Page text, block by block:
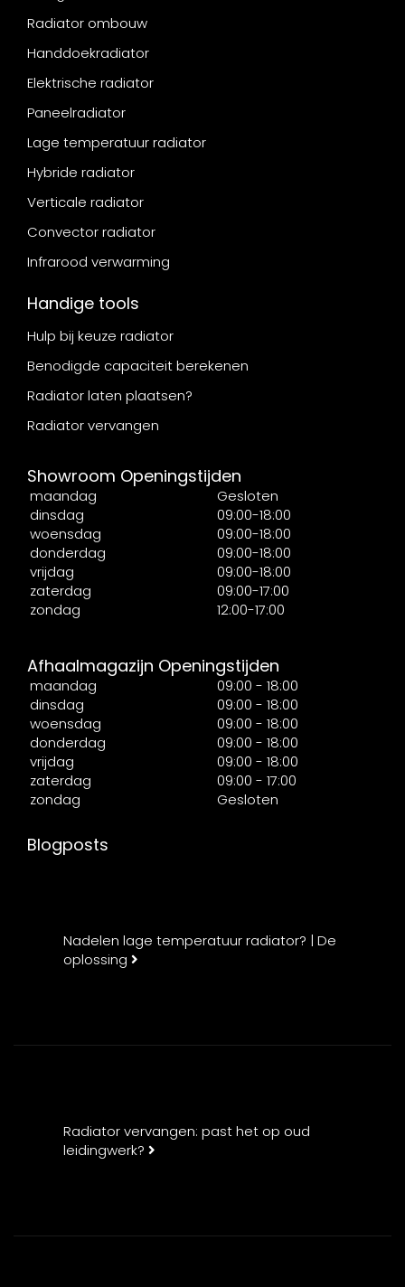
Radiator ombouw
Handdoekradiator
Elektrische radiator
Paneelradiator
Lage temperatuur radiator
Hybride radiator
Verticale radiator
Convector radiator
Infrarood verwarming
Handige tools
Hulp bij keuze radiator
Benodigde capaciteit berekenen
Radiator laten plaatsen?
Radiator vervangen
Showroom Openingstijden
maandag
Gesloten
dinsdag
09:00-18:00
woensdag
09:00-18:00
donderdag
09:00-18:00
vrijdag
09:00-18:00
zaterdag
09:00-17:00
zondag
12:00-17:00
Afhaalmagazijn Openingstijden
maandag
09:00 - 18:00
dinsdag
09:00 - 18:00
woensdag
09:00 - 18:00
donderdag
09:00 - 18:00
vrijdag
09:00 - 18:00
zaterdag
09:00 - 17:00
zondag
Gesloten
Blogposts
Nadelen lage temperatuur radiator? | De
oplossing
Radiator vervangen: past het op oud
leidingwerk?